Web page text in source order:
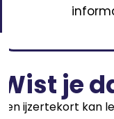
Wist je
Een ijzertekort kan